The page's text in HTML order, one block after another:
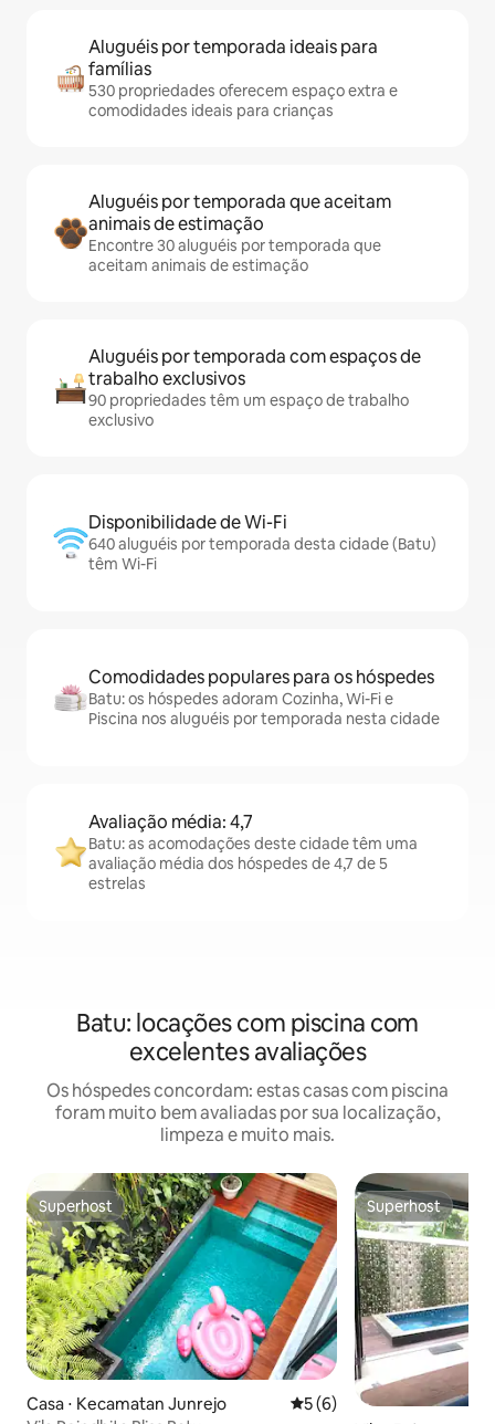
Aluguéis por temporada ideais para
famílias
530 propriedades oferecem espaço extra e
comodidades ideais para crianças
Aluguéis por temporada que aceitam
animais de estimação
Encontre 30 aluguéis por temporada que
aceitam animais de estimação
Aluguéis por temporada com espaços de
trabalho exclusivos
90 propriedades têm um espaço de trabalho
exclusivo
Disponibilidade de Wi-Fi
640 aluguéis por temporada desta cidade (Batu)
têm Wi-Fi
Comodidades populares para os hóspedes
Batu: os hóspedes adoram Cozinha, Wi-Fi e
Piscina nos aluguéis por temporada nesta cidade
Avaliação média: 4,7
Batu: as acomodações deste cidade têm uma
avaliação média dos hóspedes de 4,7 de 5
estrelas
Batu: locações com piscina com
excelentes avaliações
Os hóspedes concordam: estas casas com piscina
foram muito bem avaliadas por sua localização,
limpeza e muito mais.
Superhost
Superhost
Casa ⋅ Kecamatan Junrejo 5 de uma avaliação média
5 (6)
Superhost
Superhost